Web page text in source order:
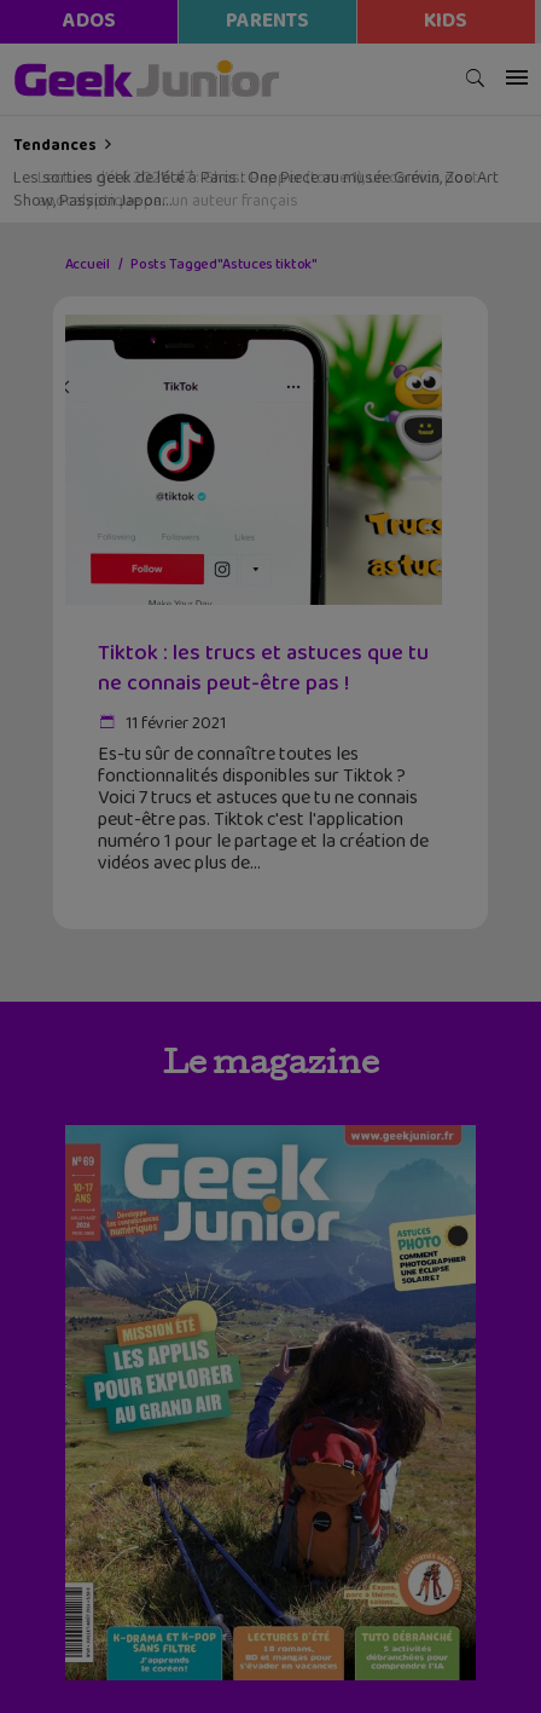
ADOS PARENTS KIDS
Tendances
Les sorties geek de l’été à Paris : One Piece au musée Grévin, Zoo Art
Show, Passion Japon…
Accueil Posts Tagged "Astuces tiktok"
Tiktok : les trucs et astuces que tu
ne connais peut-être pas !
11 février 2021
Es-tu sûr de connaître toutes les
fonctionnalités disponibles sur Tiktok ?
Voici 7 trucs et astuces que tu ne connais
peut-être pas. Tiktok c'est l'application
numéro 1 pour le partage et la création de
vidéos avec plus de
Le magazine